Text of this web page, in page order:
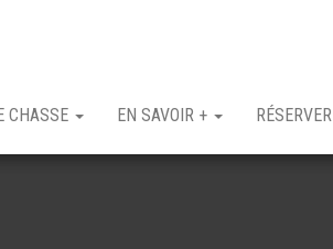
CHASSE EN SAVOIR + RÉSERVER